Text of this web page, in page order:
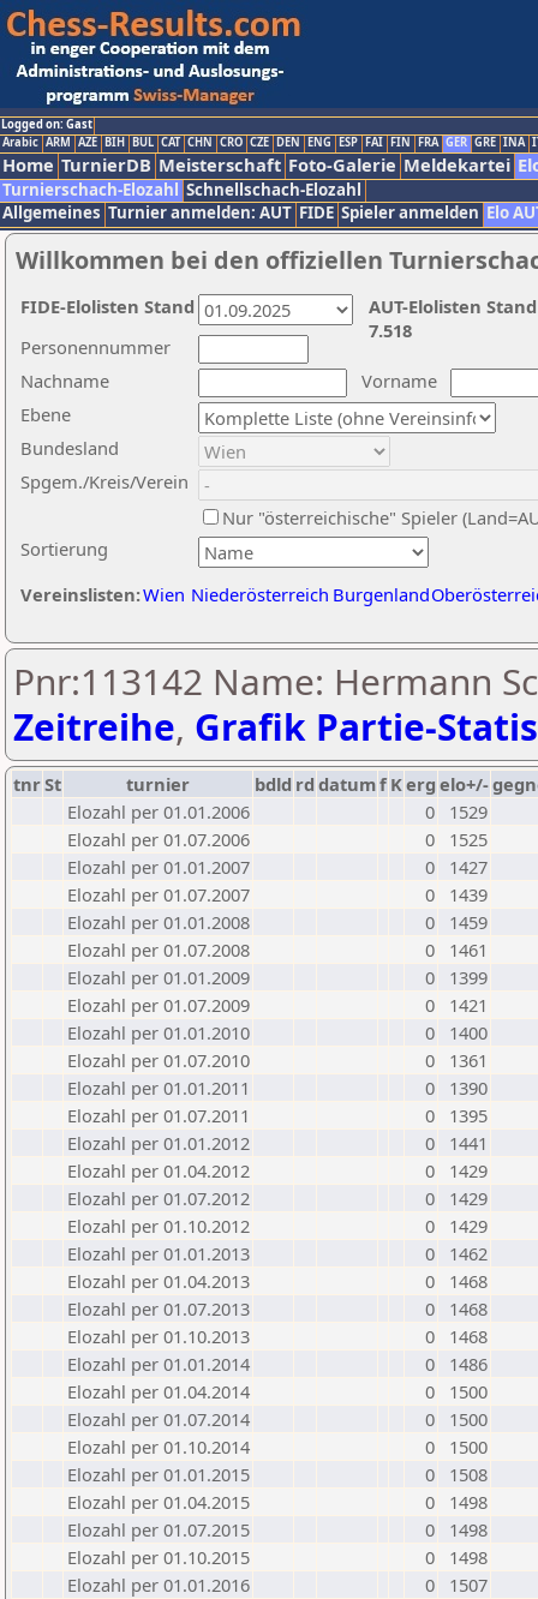
Logged on: Gast
Arabic ARM AZE BIH BUL CAT CHN CRO CZE DEN ENG ESP FAI FIN FRA GER GRE INA
Home TurnierDB Meisterschaft Foto-Galerie Meldekartei
Turnierschach-Elozahl Schnellschach-Elozahl
Allgemeines Turnier anmelden: AUT FIDE Spieler anmelden Elo
Willkommen bei den offiziellen
Nachname
Vorname
Ebene
Sortierung
Personennummer
Bundesland
Spgem./Kreis/Verein
Nur "österreichische" Spieler
Vereinslisten:Wien Niederösterreich Burgenland
AUT-Elolisten
7.518
FIDE-Elolisten Stand
Pnr:113142 Name: Hermann
Zeitreihe, Grafik Partie-
tnrSt turnier bdld rd datumf Kerg elo+/-
Elozahl per 01.01.2006
0
1529
Elozahl per 01.07.2006
0
1525
Elozahl per 01.01.2007
0
1427
Elozahl per 01.07.2007
0
1439
Elozahl per 01.01.2008
0
1459
Elozahl per 01.07.2008
0
1461
Elozahl per 01.01.2009
0
1399
Elozahl per 01.07.2009
0
1421
Elozahl per 01.01.2010
0
1400
Elozahl per 01.07.2010
0
1361
Elozahl per 01.01.2011
0
1390
Elozahl per 01.07.2011
0
1395
Elozahl per 01.01.2012
0
1441
Elozahl per 01.04.2012
0
1429
Elozahl per 01.07.2012
0
1429
Elozahl per 01.10.2012
0
1429
Elozahl per 01.01.2013
0
1462
Elozahl per 01.04.2013
0
1468
Elozahl per 01.07.2013
0
1468
Elozahl per 01.10.2013
0
1468
Elozahl per 01.01.2014
0
1486
Elozahl per 01.04.2014
0
1500
Elozahl per 01.07.2014
0
1500
Elozahl per 01.10.2014
0
1500
Elozahl per 01.01.2015
0
1508
Elozahl per 01.04.2015
0
1498
Elozahl per 01.07.2015
0
1498
Elozahl per 01.10.2015
0
1498
Elozahl per 01.01.2016
0
1507